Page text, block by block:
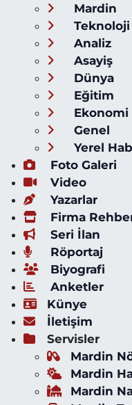
Mardin
Teknoloji
Analiz
Asayiş
Dünya
Eğitim
Ekonomi
Genel
Yerel
Foto Galeri
Video
Yazarlar
Firma
Seri İlan
Röportaj
Biyografi
Anketler
Künye
İletişim
Servisler
Mardin
Mardin
Mardin